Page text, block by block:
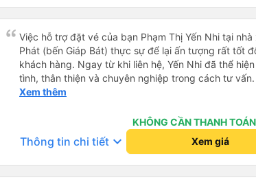
Việc hỗ trợ đặt vé của bạn Phạm Thị Yến Nhi tại
Phát (bến Giáp Bát) thực sự để lại ấn tượng rất tốt
khách hàng. Ngay từ khi liên hệ, Yến Nhi đã thể
tình, thân thiện và chuyên nghiệp trong cách tư vấn.
thắc mắc đều được giải đáp rõ ràng, nhanh chóng,
Yến Nhi còn chủ động hỗ trợ trong suốt quá trình
việc giữ chỗ, xác nhận thông tin đến nhắc nhở giờ xe
Xem thêm
KHÔNG CẦN THANH
Thông tin chi tiết keyboard_arrow_down Xem giá